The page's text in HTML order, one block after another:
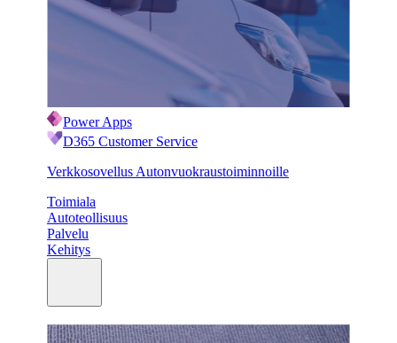
Power Apps
D365 Customer Service
Verkkosovellus Autonvuokraustoiminnoille
Toimiala
Autoteollisuus
Palvelu
Kehitys